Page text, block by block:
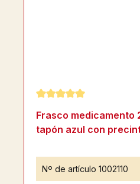
Calificación promedio
Frasco medicamento
tapón azul con
Nº de artículo 1002110